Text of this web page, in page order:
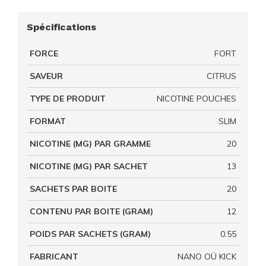
Spécifications
FORCE FORT
SAVEUR CITRUS
TYPE DE PRODUIT NICOTINE POUCHES
FORMAT SLIM
NICOTINE (MG) PAR GRAMME 20
NICOTINE (MG) PAR SACHET 13
SACHETS PAR BOITE 20
CONTENU PAR BOITE (GRAM) 12
POIDS PAR SACHETS (GRAM) 0.55
FABRICANT NANO OÜ KICK